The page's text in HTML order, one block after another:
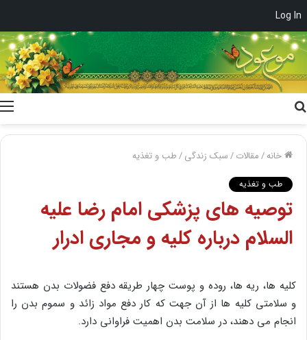
Log In
خانه/مقالات/سبک زندگی/طب و تغذیه
طب و تغذیه
توصیه های پزشکی امام رضا علیه
السلام درباره کلیه و مجاری ادرار
کلیه ها، ریه ها، روده و پوست چهار طریقه دفع فضولات بدن هستند
و سلامتی کلیه ها از آن جهت که کار دفع مواد زائد و سموم بدن را
انجام می دهند، در سلامت بدن اهمیت فراوانی دارد.